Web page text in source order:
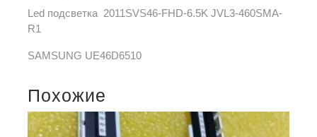
Led подсветка 2011SVS46-FHD-6.5K JVL3-460SMA-
R1
SAMSUNG UE46D6510
Похожие